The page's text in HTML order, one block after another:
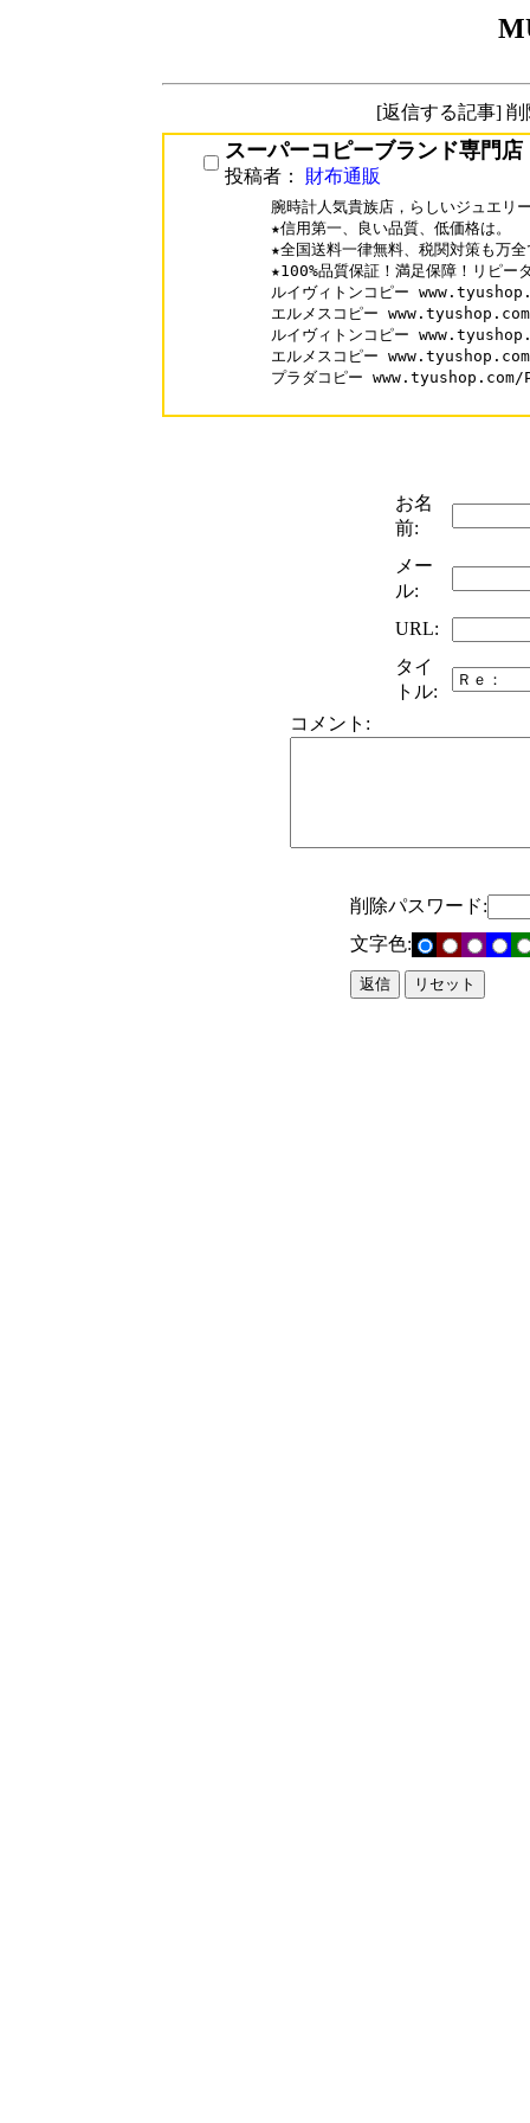
[返信する記事]
スーパーコピーブランド専門店
投稿者： 財布通販
腕時計人気貴族店，らしいジュエリ
★信用第一、良い品質、低価格は。
★全国送料一律無料、税関対策も万全
★100%品質保証！満足保障！リピー
ルイヴィトンコピー
エルメスコピー
ルイヴィトンコピー
エルメスコピー
プラダコピー
お名
前:
メー
ル:
URL:
タイ
トル:
コメント:
削除パスワード:
文字色: